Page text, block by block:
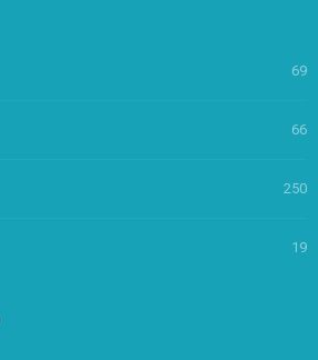
69
66
250
19